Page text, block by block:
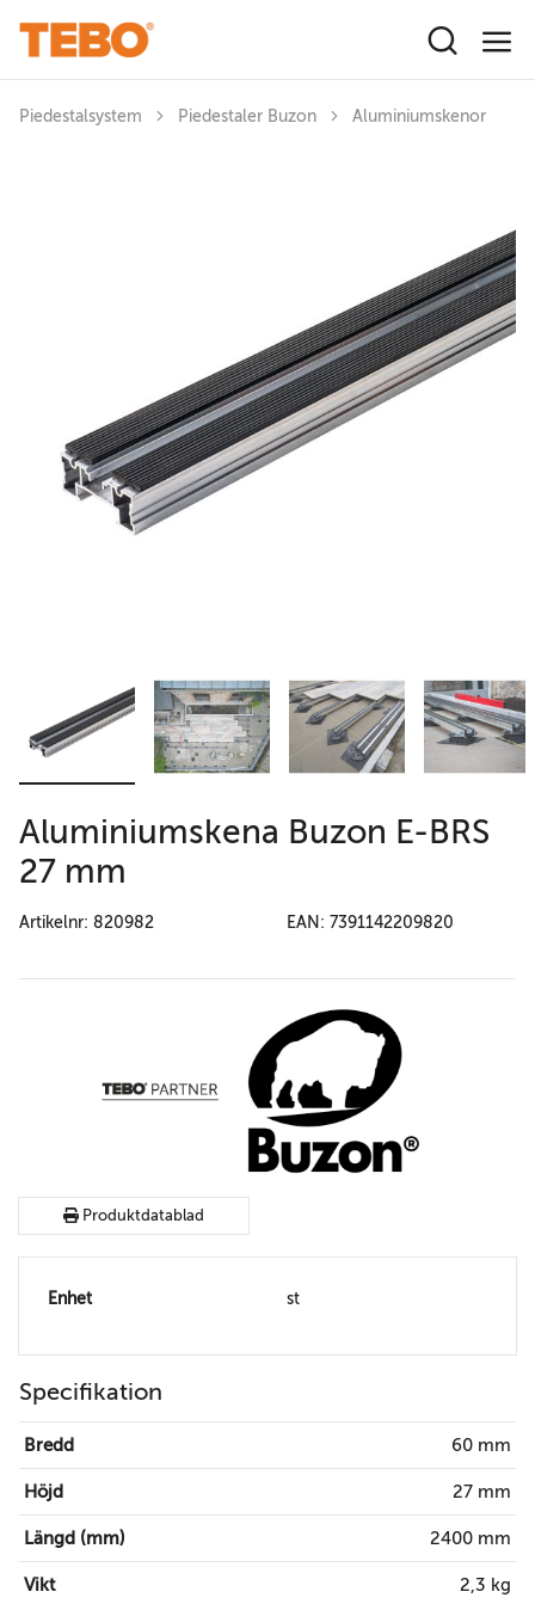
Piedestalsystem Piedestaler Buzon Aluminiumskenor
Aluminiumskena Buzon E-BRS
27 mm
Artikelnr: 820982 EAN: 7391142209820
Produktdatablad
Enhet st
Specifikation
Bredd 60 mm
Höjd 27 mm
Längd (mm) 2400 mm
Vikt 2,3 kg